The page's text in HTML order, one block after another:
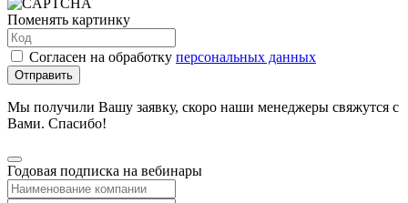
Поменять картинку
Согласен на обработку персональных данных
Отправить
Мы получили Вашу заявку, скоро наши менеджеры свяжутся с
Вами. Спасибо!
Годовая подписка на вебинары